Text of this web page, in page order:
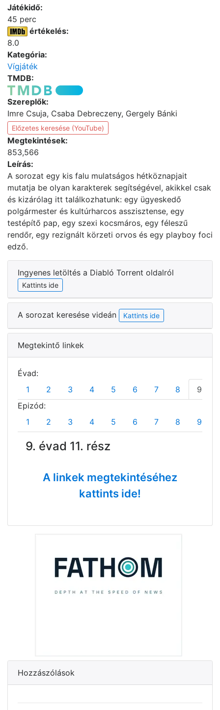
Játékidő:
45 perc
értékelés:
8.0
Kategória:
Vígjáték
TMDB:
Szereplők:
Imre Csuja, Csaba Debreczeny, Gergely Bánki
Előzetes keresése (YouTube)
Megtekintések:
853,566
Leírás:
A sorozat egy kis falu mulatságos hétköznapjait
mutatja be olyan karakterek segítségével, akikkel csak
és kizárólag itt találkozhatunk: egy ügyeskedő
polgármester és kultúrharcos asszisztense, egy
testépítő pap, egy szexi kocsmáros, egy féleszű
rendőr, egy rezignált körzeti orvos és egy playboy foci
edző.
Ingyenes letöltés a Diabló Torrent oldalról
Kattints ide
A sorozat keresése videán Kattints ide
Megtekintő linkek
Évad:
1
2 3 4 5 6 7 8 9
Epizód:
1
2 3 4 5 6 7 8 9
9. évad 11. rész
A linkek megtekintéséhez
kattints ide!
Hozzászólások